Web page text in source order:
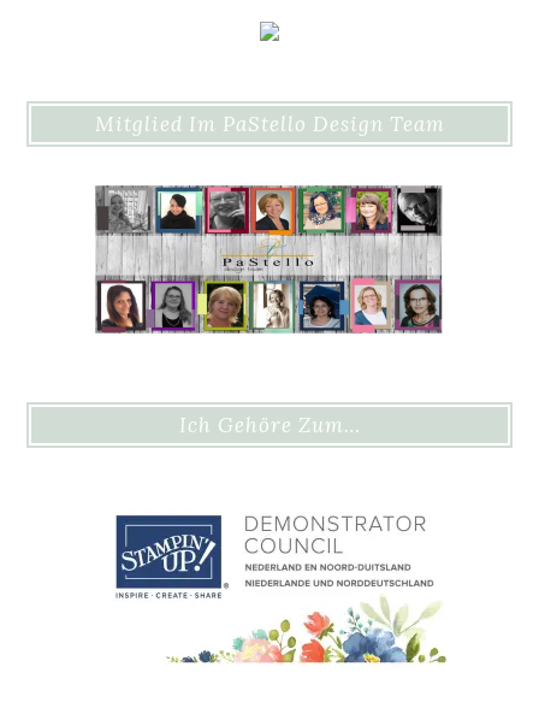
Mitglied Im PaStello Design Team
Ich Gehöre Zum…